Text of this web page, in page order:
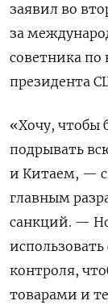
заявил во
за
советника по
президента
«Хочу, чтобы
подрывать
и Китаем, —
главным
санкций. —
контроля,
товарами и